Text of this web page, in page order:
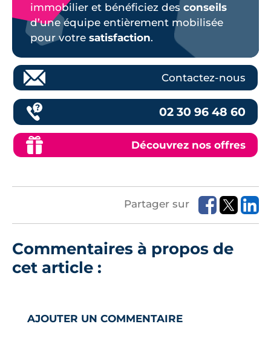
immobilier et bénéficiez des conseils
d’une équipe entièrement mobilisée
pour votre satisfaction.
Contactez-nous
02 30 96 48 60
Découvrez nos offres
Partager sur
Commentaires à propos de
cet article :
AJOUTER UN COMMENTAIRE